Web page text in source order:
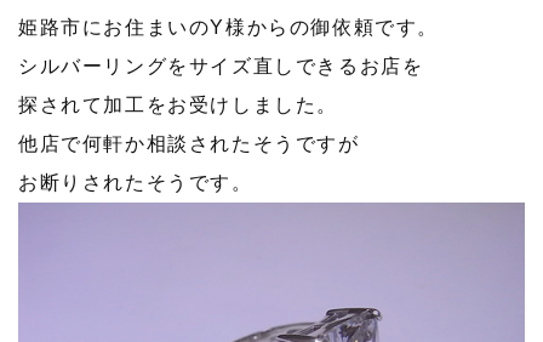
姫路市にお住まいのY様からの御依頼です。
シルバーリングをサイズ直しできるお店を
探されて加工をお受けしました。
他店で何軒か相談されたそうですが
お断りされたそうです。